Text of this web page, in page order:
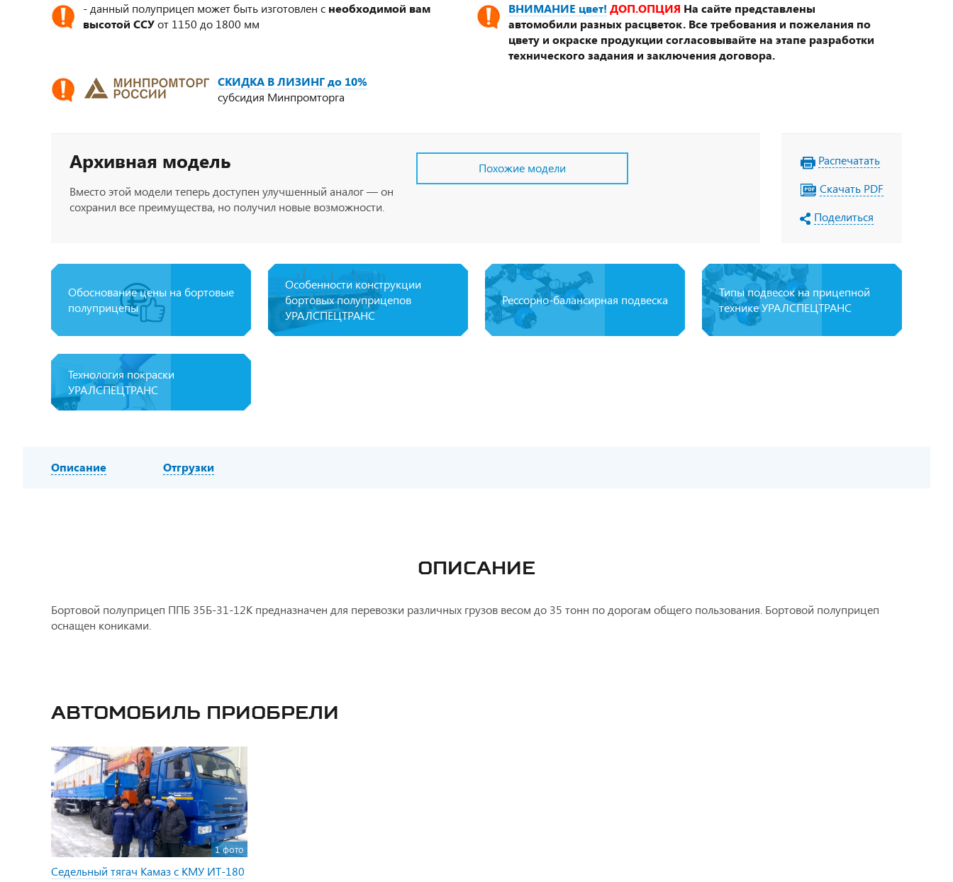
- данный полуприцеп может быть изготовлен с необходимой вам
высотой ССУот 1150 до 1800 мм
ВНИМАНИЕ цвет! ДОП.ОПЦИЯ На сайте представлены
автомобили разных расцветок. Все требования и пожелания по
цвету и окраске продукции согласовывайте на этапе разработки
технического задания и заключения договора.
СКИДКА В ЛИЗИНГ до 10%
субсидия Минпромторга
Архивная модель
Вместо этой модели теперь доступен улучшенный аналог — он
сохранил все преимущества, но получил новые возможности.
Похожие модели
Распечатать
Скачать PDF
Поделиться
Обоснование цены на бортовые
полуприцепы
Особенности конструкции
бортовых полуприцепов
УРАЛСПЕЦТРАНС
Рессорно-балансирная подвеска
Типы подвесок на прицепной
технике УРАЛСПЕЦТРАНС
Технология покраски
УРАЛСПЕЦТРАНС
Описание Отгрузки
ОПИСАНИЕ
Бортовой полуприцеп ППБ 35Б-31-12К предназначен для перевозки различных грузов весом до 35 тонн по дорогам общего пользования. Бортовой полуприцеп
оснащен кониками.
Автомобиль приобрели
1 фото
Седельный тягач Камаз с КМУ ИТ-180